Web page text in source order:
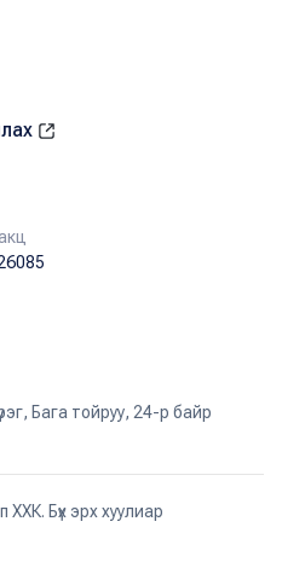
Бага тойруу, 24-р байр
Бүх эрх хуулиар